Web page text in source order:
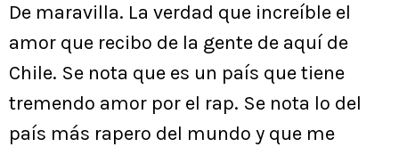
De maravilla. La verdad que increíble el
amor que recibo de la gente de aquí de
Chile. Se nota que es un país que tiene
tremendo amor por el rap. Se nota lo del
país más rapero del mundo y que me